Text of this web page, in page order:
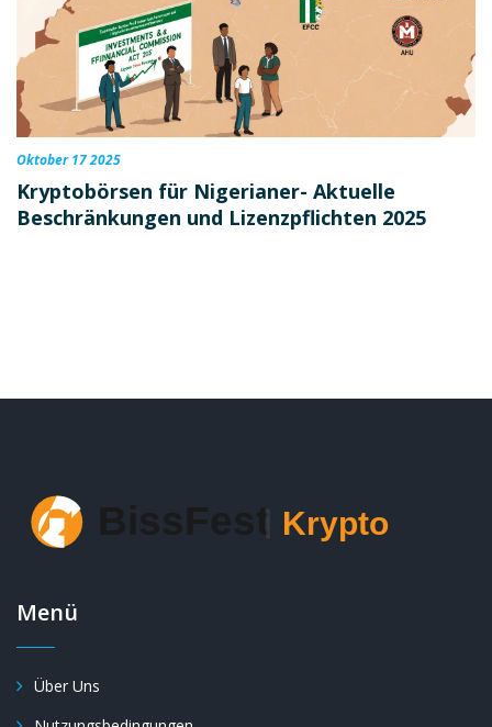
Oktober 17 2025
Kryptobörsen für Nigerianer- Aktuelle
Beschränkungen und Lizenzpflichten 2025
Menü
Über Uns